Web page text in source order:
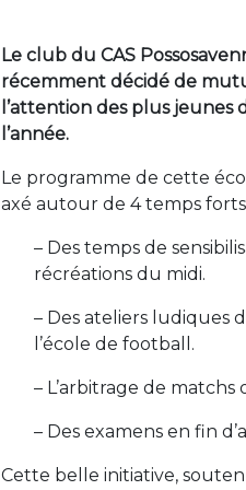
Le club du CAS
récemment décidé de
l’attention des plus
l’année.
Le programme de cette
axé autour de 4 temps
– Des temps de
récréations du midi.
– Des ateliers ludiques
l’école de football.
– L’arbitrage de
– Des examens en fin
Cette belle initiative,